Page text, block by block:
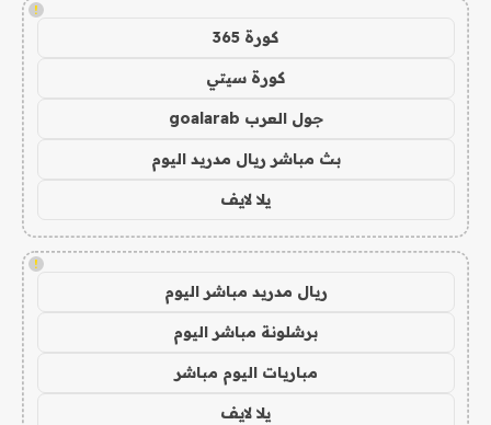
!
كورة 365
كورة سيتي
جول العرب goalarab
بث مباشر ريال مدريد اليوم
يلا لايف
!
ريال مدريد مباشر اليوم
برشلونة مباشر اليوم
مباريات اليوم مباشر
يلا لايف